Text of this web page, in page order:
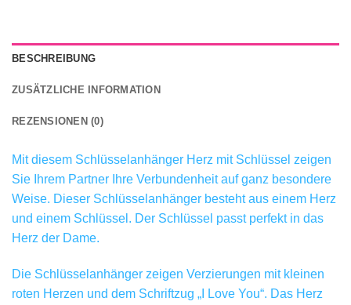
BESCHREIBUNG
ZUSÄTZLICHE INFORMATION
REZENSIONEN (0)
Mit diesem Schlüsselanhänger Herz mit Schlüssel zeigen
Sie Ihrem Partner Ihre Verbundenheit auf ganz besondere
Weise. Dieser Schlüsselanhänger besteht aus einem Herz
und einem Schlüssel. Der Schlüssel passt perfekt in das
Herz der Dame.
Die Schlüsselanhänger zeigen Verzierungen mit kleinen
roten Herzen und dem Schriftzug „I Love You“. Das Herz